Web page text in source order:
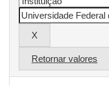
Retornar valores